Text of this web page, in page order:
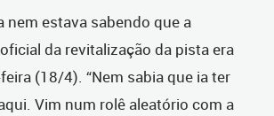
nem estava sabendo que a
da revitalização da pista era
(18/4). “Nem sabia que ia ter
Vim num rolê aleatório com a